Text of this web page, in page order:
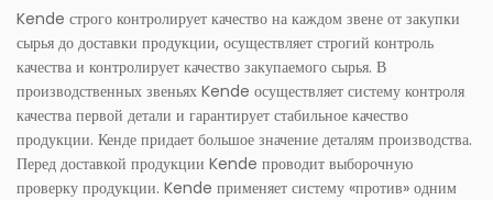
Kende строго контролирует качество на каждом звене от закупки
сырья до доставки продукции, осуществляет строгий контроль
качества и контролирует качество закупаемого сырья. В
производственных звеньях Kende осуществляет систему контроля
качества первой детали и гарантирует стабильное качество
продукции. Кенде придает большое значение деталям производства.
Перед доставкой продукции Kende проводит выборочную
проверку продукции. Kende применяет систему «против» одним